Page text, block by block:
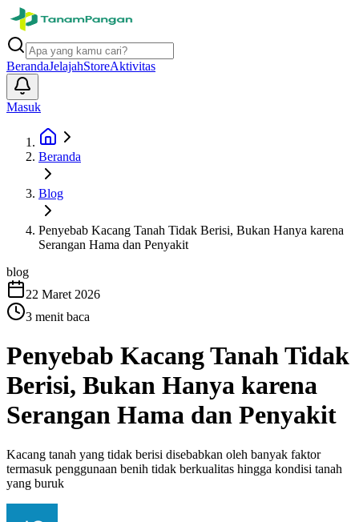
BerandaJelajahStoreAktivitas
Masuk
Beranda
Blog
Penyebab Kacang Tanah Tidak Berisi, Bukan Hanya karena
Serangan Hama dan Penyakit
blog
22 Maret 2026
3 menit baca
Penyebab Kacang Tanah Tidak
Berisi, Bukan Hanya karena
Serangan Hama dan Penyakit
Kacang tanah yang tidak berisi disebabkan oleh banyak faktor
termasuk penggunaan benih tidak berkualitas hingga kondisi tanah
yang buruk